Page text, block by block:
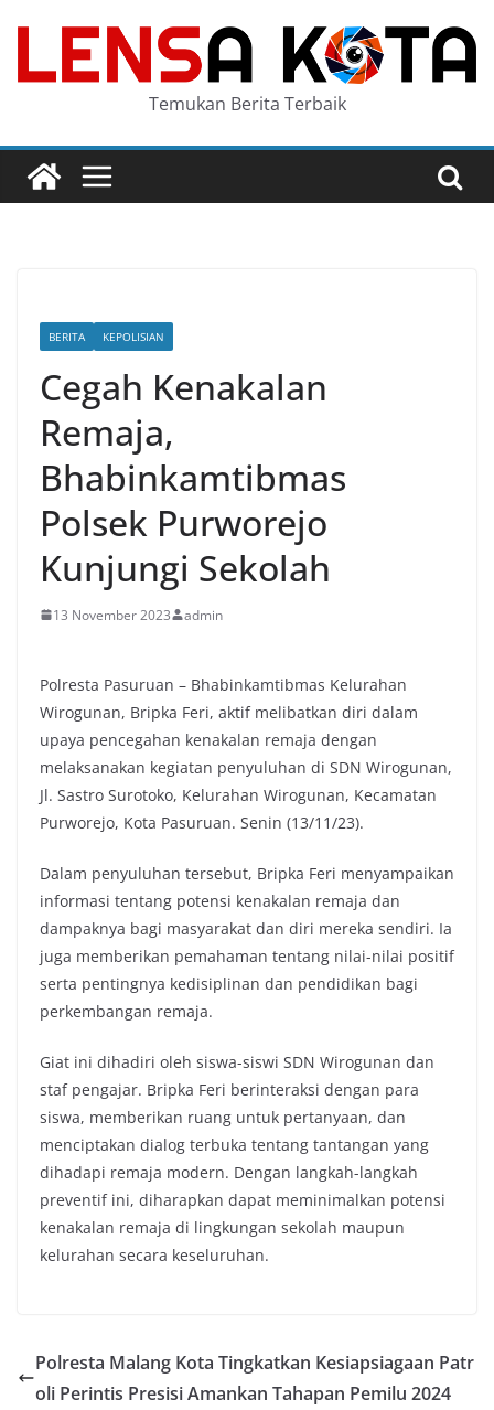
content
Temukan Berita Terbaik
BERITA KEPOLISIAN
Cegah Kenakalan
Remaja,
Bhabinkamtibmas
Polsek Purworejo
Kunjungi Sekolah
13 November 2023 admin
Polresta Pasuruan – Bhabinkamtibmas Kelurahan
Wirogunan, Bripka Feri, aktif melibatkan diri dalam
upaya pencegahan kenakalan remaja dengan
melaksanakan kegiatan penyuluhan di SDN Wirogunan,
Jl. Sastro Surotoko, Kelurahan Wirogunan, Kecamatan
Purworejo, Kota Pasuruan. Senin (13/11/23).
Dalam penyuluhan tersebut, Bripka Feri menyampaikan
informasi tentang potensi kenakalan remaja dan
dampaknya bagi masyarakat dan diri mereka sendiri. Ia
juga memberikan pemahaman tentang nilai-nilai positif
serta pentingnya kedisiplinan dan pendidikan bagi
perkembangan remaja.
Giat ini dihadiri oleh siswa-siswi SDN Wirogunan dan
staf pengajar. Bripka Feri berinteraksi dengan para
siswa, memberikan ruang untuk pertanyaan, dan
menciptakan dialog terbuka tentang tantangan yang
dihadapi remaja modern. Dengan langkah-langkah
preventif ini, diharapkan dapat meminimalkan potensi
kenakalan remaja di lingkungan sekolah maupun
kelurahan secara keseluruhan.
Polresta Malang Kota Tingkatkan Kesiapsiagaan Patr
oli Perintis Presisi Amankan Tahapan Pemilu 2024